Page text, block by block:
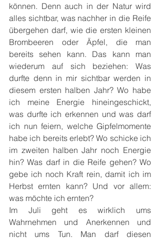
können. Denn auch in der Natur wird
alles sichtbar, was nachher in die Reife
übergehen darf, wie die ersten kleinen
Brombeeren oder Äpfel, die man
bereits sehen kann. Das kann man
wiederum auf sich beziehen: Was
durfte denn in mir sichtbar werden in
diesem ersten halben Jahr? Wo habe
ich meine Energie hineingeschickt,
was durfte ich erkennen und was darf
ich nun feiern, welche Gipfelmomente
habe ich bereits erlebt? Wo schicke ich
im zweiten halben Jahr noch Energie
hin? Was darf in die Reife gehen? Wo
gebe ich noch Kraft rein, damit ich im
Herbst ernten kann? Und vor allem:
was möchte ich ernten?
Im Juli geht es wirklich ums
Wahrnehmen und Anerkennen und
nicht ums Tun. Man darf diesen